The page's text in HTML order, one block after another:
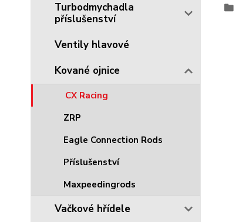
Turbodmychadla
příslušenství
Ventily hlavové
Kované ojnice
CX Racing
ZRP
Eagle Connection Rods
Příslušenství
Maxpeedingrods
Vačkové hřídele